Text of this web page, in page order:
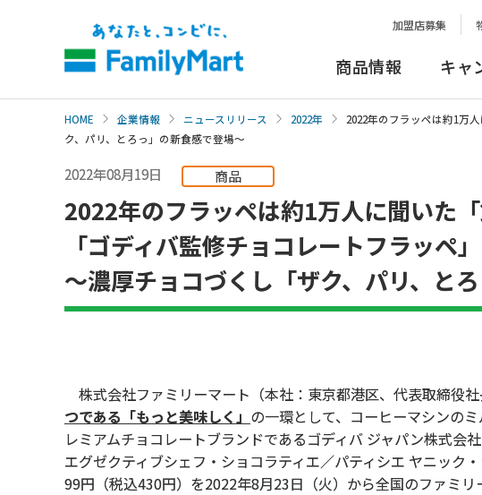
加盟店募集
商品情報 キャ
HOME 企業情報 ニュースリリース 2022年
2022年のフラッペは約1万
ク、パリ、とろっ」の新食感で登場～
2022年08月19日 商品
2022年のフラッペは約1万人に聞いた
「ゴディバ監修チョコレートフラッペ
～濃厚チョコづくし「ザク、パリ、と
株式会社ファミリーマート（本社：東京都港区、代表取締役
つである「もっと美味しく」 の一環として、コーヒーマシンの
レミアムチョコレートブランドであるゴディバ ジャパン株式
エグゼクティブシェフ・ショコラティエ／パティシエ ヤニック
99円（税込430円）を2022年8月23日（火）から全国のファミリ